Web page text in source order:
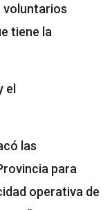
voluntarios
tiene la
el
las
para
operativa de